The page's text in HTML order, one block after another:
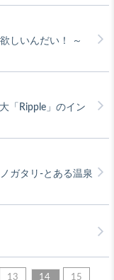
しいんだい！ ～
「Ripple」のイン
ガタリ-とある温泉
13 14 15